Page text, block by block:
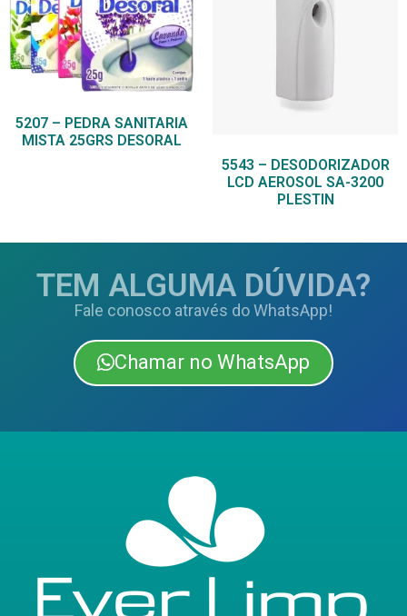
5207 – PEDRA SANITARIA
MISTA 25GRS DESORAL
5543 – DESODORIZADOR
LCD AEROSOL SA-3200
PLESTIN
TEM ALGUMA DÚVIDA?
Fale conosco através do WhatsApp!
Chamar no WhatsApp